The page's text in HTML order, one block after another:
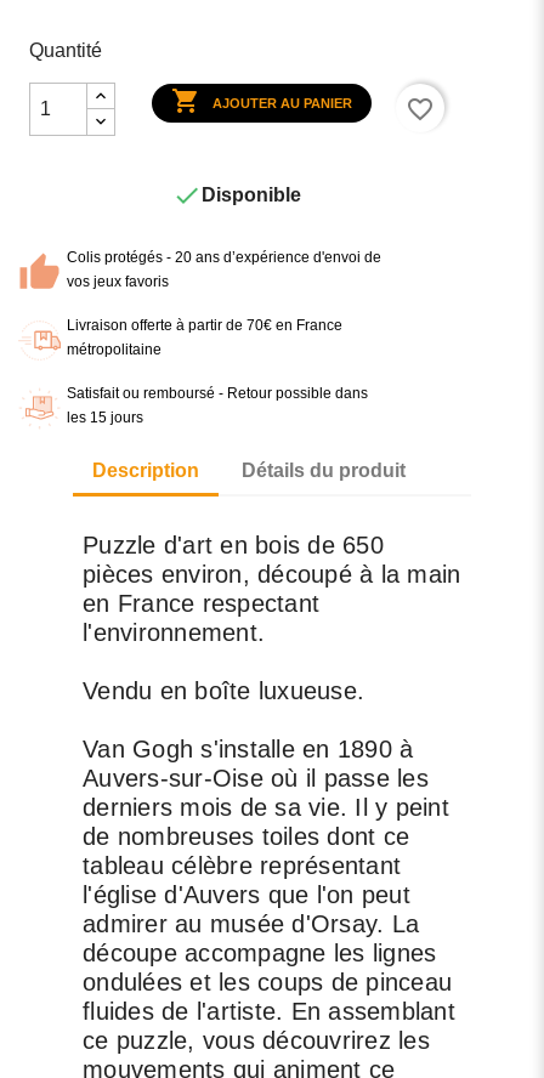
Quantité
 AJOUTER AU PANIER favorite_border
 Disponible
Colis protégés - 20 ans d’expérience d'envoi de
vos jeux favoris
Livraison offerte à partir de 70€ en France
métropolitaine
Satisfait ou remboursé - Retour possible dans
les 15 jours
Description Détails du produit
Puzzle d'art en bois de 650
pièces environ, découpé à la main
en France respectant
l'environnement.
Vendu en boîte luxueuse.
Van Gogh s'installe en 1890 à
Auvers-sur-Oise où il passe les
derniers mois de sa vie. Il y peint
de nombreuses toiles dont ce
tableau célèbre représentant
l'église d'Auvers que l'on peut
admirer au musée d'Orsay. La
découpe accompagne les lignes
ondulées et les coups de pinceau
fluides de l'artiste. En assemblant
ce puzzle, vous découvrirez les
mouvements qui animent ce